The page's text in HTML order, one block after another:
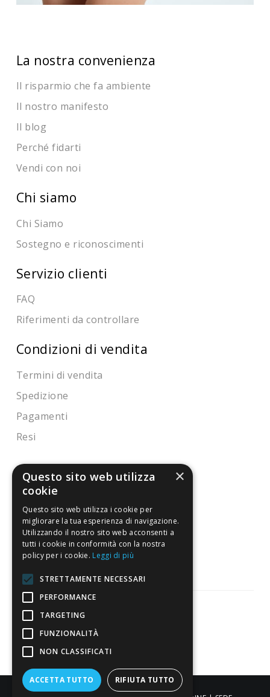
La nostra convenienza
Il risparmio che fa ambiente
Il nostro manifesto
Il blog
Perché fidarti
Vendi con noi
Chi siamo
Chi Siamo
Sostegno e riconoscimenti
Servizio clienti
FAQ
Riferimenti da controllare
Condizioni di vendita
Termini di vendita
Spedizione
Pagamenti
Resi
4,7/5
Eccellente
3.821
Recensioni
Pagamenti sicuri
×
Questo sito web utilizza
cookie
Questo sito web utilizza i cookie per
migliorare la tua esperienza di navigazione.
Utilizzando il nostro sito web acconsenti a
tutti i cookie in conformità con la nostra
policy per i cookie. Leggi di più
STRETTAMENTE NECESSARI
PERFORMANCE
TARGETING
FUNZIONALITÀ
NON CLASSIFICATI
ACCETTA TUTTO RIFIUTA TUTTO